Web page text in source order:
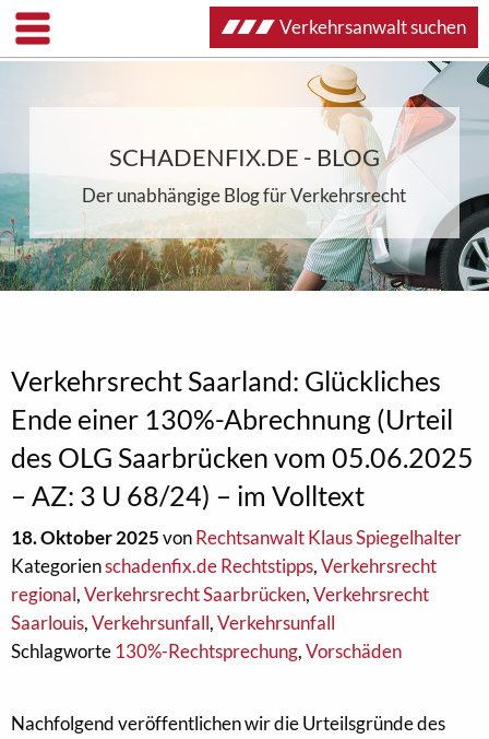
SCHADENFIX.DE - BLOG
Der unabhängige Blog für Verkehrsrecht
Verkehrsrecht Saarland: Glückliches
Ende einer 130%-Abrechnung (Urteil
des OLG Saarbrücken vom 05.06.2025
– AZ: 3 U 68/24) – im Volltext
18. Oktober 2025vonRechtsanwalt Klaus Spiegelhalter
Kategorienschadenfix.de Rechtstipps,Verkehrsrecht
regional,Verkehrsrecht Saarbrücken,Verkehrsrecht
Saarlouis,Verkehrsunfall,Verkehrsunfall
Schlagworte 130%-Rechtsprechung,Vorschäden
Nachfolgend veröffentlichen wir die Urteilsgründe des
Verkehrsanwalt suchen